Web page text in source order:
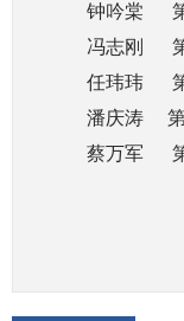
主要负责对领
选拔任用工作
老干部工作
主要负责离退
导，包括落实
钟吟棠 第
冯志刚 第
任玮玮 第
潘庆涛
蔡万军